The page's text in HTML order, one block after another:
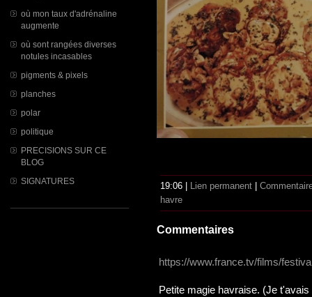
où mon taux d'adrénaline
augmente
où sont rangées diverses
notules incasables
pigments & pixels
planches
polar
politique
PRECISIONS SUR CE
BLOG
SIGNATURES 19:06 | Lien permanent
havre
Commentaires
https://www.france.tv/films/
Petite magie havraise. (Je